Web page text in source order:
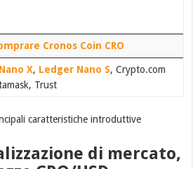
Cronos Coin CRO
X, Ledger Nano S, Crypto.com
Trust
caratteristiche introduttive
di mercato,